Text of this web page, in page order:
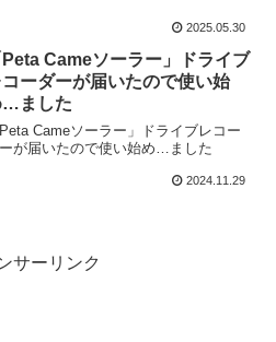
2025.05.30
Peta Cameソーラー」ドライブ
コーダーが届いたので使い始
…ました
Peta Cameソーラー」ドライブレコー
が届いたので使い始め…ました
2024.11.29
サーリンク